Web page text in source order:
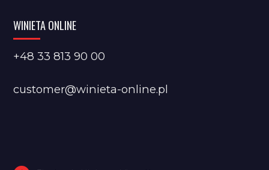
WINIETA ONLINE
+48 33 813 90 00
customer@winieta-online.pl